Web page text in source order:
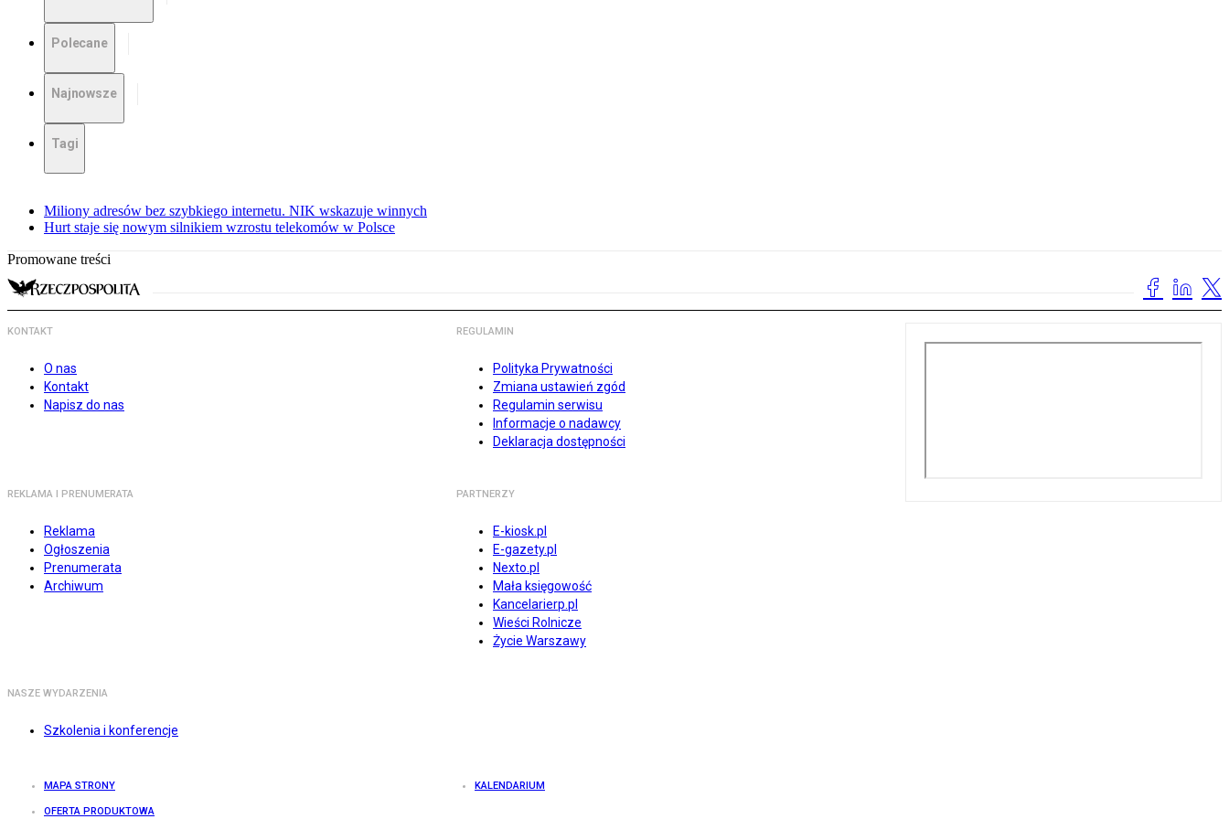
Polecane
Najnowsze
Tagi
Miliony adresów bez szybkiego internetu. NIK wskazuje winnych
Hurt staje się nowym silnikiem wzrostu telekomów w Polsce
Promowane treści
KONTAKT
O nas
Kontakt
Napisz do nas
REGULAMIN
Polityka Prywatności
Zmiana ustawień zgód
Regulamin serwisu
Informacje o nadawcy
Deklaracja dostępności
REKLAMA I PRENUMERATA
Reklama
Ogłoszenia
Prenumerata
Archiwum
PARTNERZY
E-kiosk.pl
E-gazety.pl
Nexto.pl
Mała księgowość
Kancelarierp.pl
Wieści Rolnicze
Życie Warszawy
NASZE WYDARZENIA
Szkolenia i konferencje
MAPA STRONY KALENDARIUM
OFERTA PRODUKTOWA